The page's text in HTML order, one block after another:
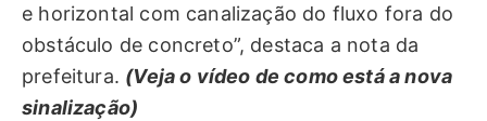
e horizontal com canalização do fluxo fora do
obstáculo de concreto”, destaca a nota da
prefeitura. (Veja o vídeo de como está a nova
sinalização)